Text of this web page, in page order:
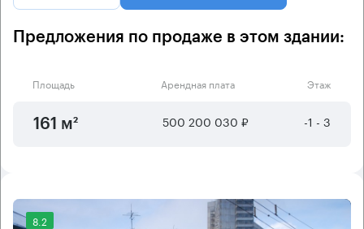
Предложения по продаже в этом здании:
Площадь Арендная плата Этаж
161 м² 500 200 030 ₽ -1 - 3
8.2